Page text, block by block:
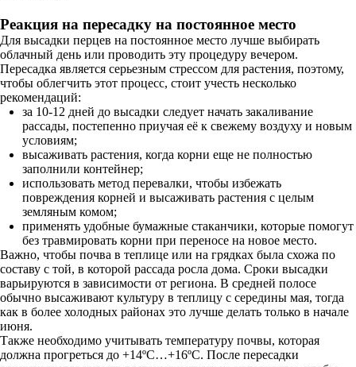
Реакция на пересадку на постоянное место
Для высадки перцев на постоянное место лучше выбирать
облачный день или проводить эту процедуру вечером.
Пересадка является серьезным стрессом для растения, поэтому,
чтобы облегчить этот процесс, стоит учесть несколько
рекомендаций:
за 10-12 дней до высадки следует начать закаливание
рассады, постепенно приучая её к свежему воздуху и новым
условиям;
высаживать растения, когда корни еще не полностью
заполнили контейнер;
использовать метод перевалки, чтобы избежать
повреждения корней и высаживать растения с целым
земляным комом;
применять удобные бумажные стаканчики, которые помогут
без травмировать корни при переносе на новое место.
Важно, чтобы почва в теплице или на грядках была схожа по
составу с той, в которой рассада росла дома. Сроки высадки
варьируются в зависимости от региона. В средней полосе
обычно высаживают культуру в теплицу с середины мая, тогда
как в более холодных районах это лучше делать только в начале
июня.
Также необходимо учитывать температуру почвы, которая
должна прогреться до +14ºC…+16ºC. После пересадки